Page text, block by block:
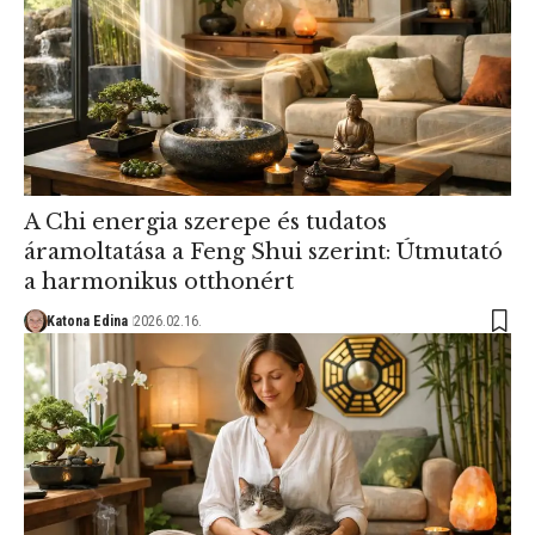
A Chi energia szerepe és tudatos
áramoltatása a Feng Shui szerint: Útmutató
a harmonikus otthonért
Katona Edina 2026.02.16.